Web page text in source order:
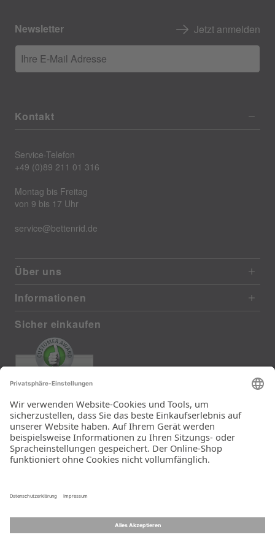
Newsletter Jetzt anmelden
Ihre E-Mail Adresse
Kontakt
Service-Telefon
+49 (0)89 211 01 316
Montag bis Freitag
von 9 bis 17 Uhr
service@bettenrid.de
Über uns
Informationen
Sicher einkaufen
385 reviews from real customers
(last 12 months)
Total: 11283
Die Auswahl und die
Einfachheit der
Bestellung.